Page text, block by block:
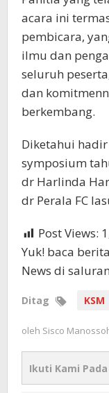
acara ini
pembicara,
ilmu dan
seluruh
dan
berkembang.
Diketahui
symposium
dr Harlinda
dr Perala FC
Post Views:
Yuk! baca
News di saluran
Ditag KSM
oleh Sisco
Ikuti Kami Pada